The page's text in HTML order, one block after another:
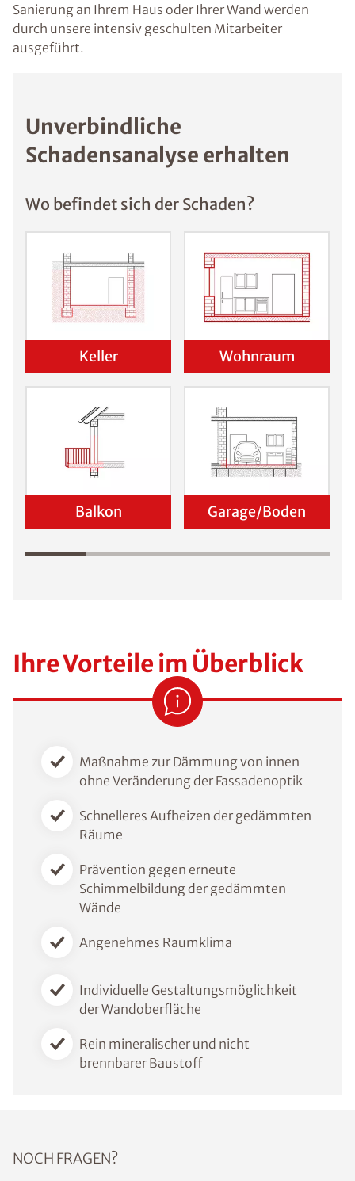
Sanierung an Ihrem Haus oder Ihrer Wand werden
durch unsere intensiv geschulten Mitarbeiter
ausgeführt.
Unverbindliche
Schadensanalyse erhalten
Wo befindet sich der Schaden?
Keller Wohnraum
Balkon Garage/Boden
Ihre Vorteile im Überblick
Maßnahme zur Dämmung von innen
ohne Veränderung der Fassadenoptik
Schnelleres Aufheizen der gedämmten
Räume
Prävention gegen erneute
Schimmelbildung der gedämmten
Wände
Angenehmes Raumklima
Individuelle Gestaltungsmöglichkeit
der Wandoberfläche
Rein mineralischer und nicht
brennbarer Baustoff
NOCH FRAGEN?